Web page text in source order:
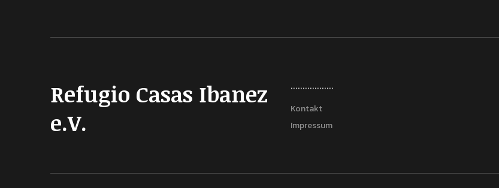
Refugio Casas Ibanez
e.V.
..................
Kontakt
Impressum